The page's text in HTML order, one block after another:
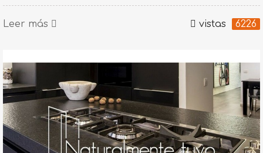
Leer más vistas 6226